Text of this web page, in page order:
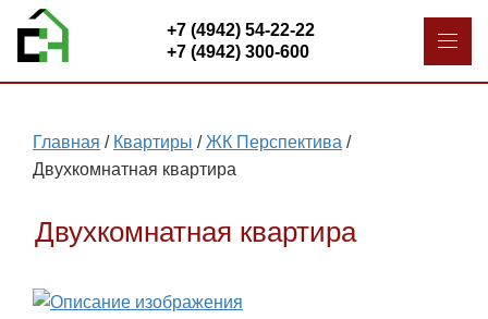
+7 (4942) 54-22-22
+7 (4942) 300-600
Главная / Квартиры /ЖК Перспектива /
Двухкомнатная квартира
Двухкомнатная квартира